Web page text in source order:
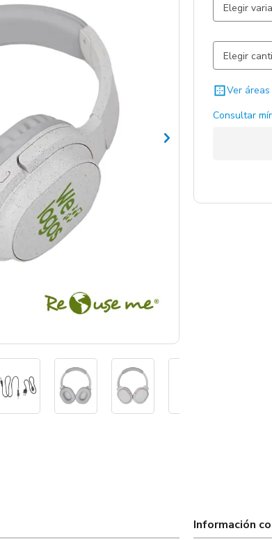
Elegir
Beige /
Ver
Consultar
Información